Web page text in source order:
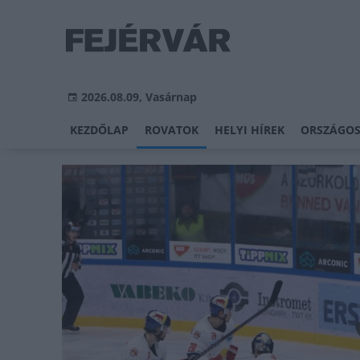
2026.08.09, Vasárnap
KEZDŐLAP ROVATOK HELYI HÍREK